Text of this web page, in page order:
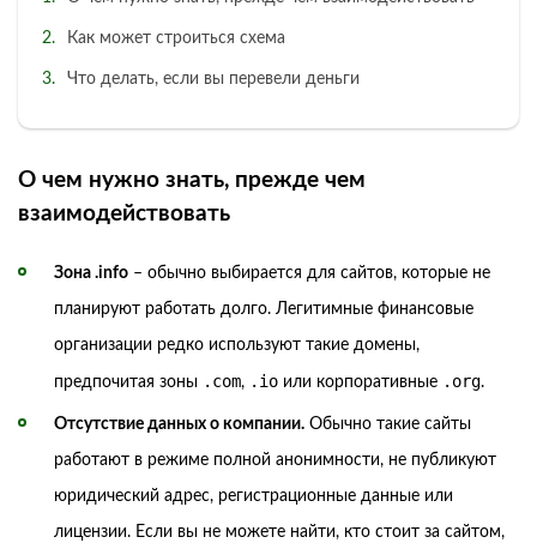
Как может строиться схема
Что делать, если вы перевели деньги
О чем нужно знать, прежде чем
взаимодействовать
Зона .info – обычно выбирается для сайтов, которые не
планируют работать долго. Легитимные финансовые
организации редко используют такие домены,
предпочитая зоны .com, .io или корпоративные .org.
Отсутствие данных о компании. Обычно такие сайты
работают в режиме полной анонимности, не публикуют
юридический адрес, регистрационные данные или
лицензии. Если вы не можете найти, кто стоит за сайтом,